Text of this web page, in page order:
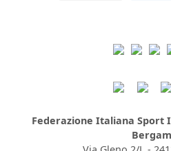
Federazione Italiana Sport